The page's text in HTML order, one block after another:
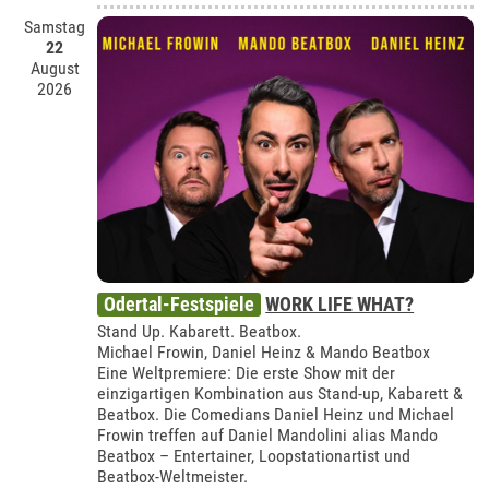
Samstag
22
August
2026
Odertal-Festspiele WORK LIFE WHAT?
Stand Up. Kabarett. Beatbox.
Michael Frowin, Daniel Heinz & Mando Beatbox
Eine Weltpremiere: Die erste Show mit der
einzigartigen Kombination aus Stand-up, Kabarett &
Beatbox. Die Comedians Daniel Heinz und Michael
Frowin treffen auf Daniel Mandolini alias Mando
Beatbox – Entertainer, Loopstationartist und
Beatbox-Weltmeister.